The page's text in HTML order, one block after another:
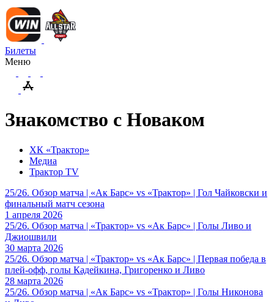
Билеты
Меню
Знакомство с Новаком
ХК «Трактор»
Медиа
Трактор TV
25/26. Обзор матча | «Ак Барс» vs «Трактор» | Гол Чайковски и
финальный матч сезона
1 апреля 2026
25/26. Обзор матча | «Трактор» vs «Ак Барс» | Голы Ливо и
Джиошвили
30 марта 2026
25/26. Обзор матча | «Трактор» vs «Ак Барс» | Первая победа в
плей-офф, голы Кадейкина, Григоренко и Ливо
28 марта 2026
25/26. Обзор матча | «Ак Барс» vs «Трактор» | Голы Никонова